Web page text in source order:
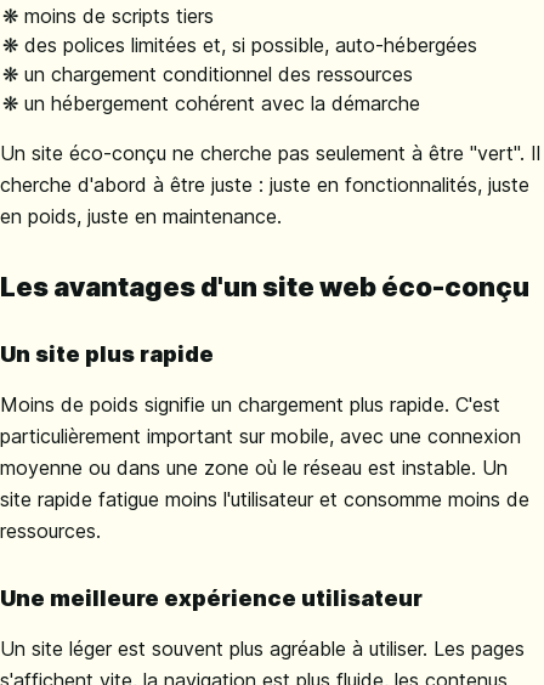
moins de scripts tiers
des polices limitées et, si possible, auto-hébergées
un chargement conditionnel des ressources
un hébergement cohérent avec la démarche
Un site éco-conçu ne cherche pas seulement à être "vert". Il
cherche d'abord à être juste : juste en fonctionnalités, juste
en poids, juste en maintenance.
Les avantages d'un site web éco-conçu
Un site plus rapide
Moins de poids signifie un chargement plus rapide. C'est
particulièrement important sur mobile, avec une connexion
moyenne ou dans une zone où le réseau est instable. Un
site rapide fatigue moins l'utilisateur et consomme moins de
ressources.
Une meilleure expérience utilisateur
Un site léger est souvent plus agréable à utiliser. Les pages
s'affichent vite, la navigation est plus fluide, les contenus